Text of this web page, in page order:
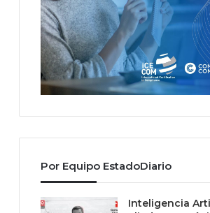
Por Equipo EstadoDiario
Inteligencia